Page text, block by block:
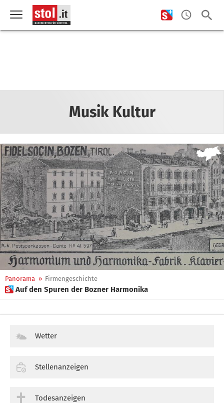
Musik Kultur
Panorama » Firmengeschichte
 Auf den Spuren der Bozner Harmonika
Wetter
Stellenanzeigen
Todesanzeigen